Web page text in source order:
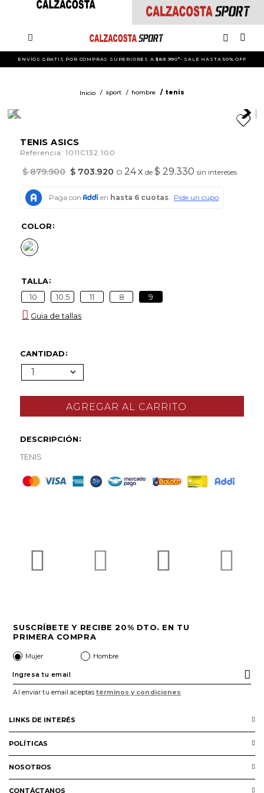
ENVÍOS GRATIS POR COMPRAS SUPERIORES A $89.990*- SALE HASTA 50% OFF
sport hombre tenis
TENIS ASICS
Referencia :1011C132.100
$ 879.900 $ 703.920 O 24x de$ 29.330 sin intereses
COLOR
TALLA
10 10.5 11 8 9
Guia de tallas
CANTIDAD
1
DESCRIPCIÓN
TENIS
SUSCRÍBETE Y RECIBE 20% DTO. EN TU
PRIMERA COMPRA
Mujer Hombre
Al enviar tu email aceptas términos y condiciones
LINKS DE INTERÉS
Preguntas Frecuentes
Puntos Prime
SIC
POLÍTICAS
Política de Protección de Datos
NOSOTROS
CONTÁCTANOS